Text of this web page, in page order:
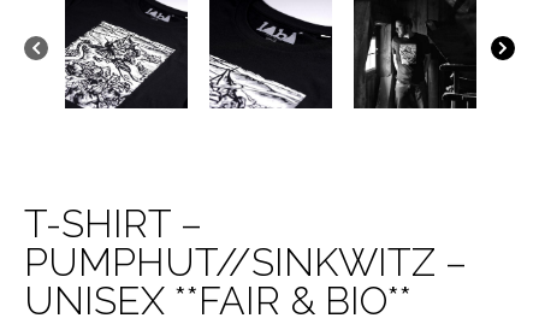
T-SHIRT –
PUMPHUT//SINKWITZ –
UNISEX **FAIR & BIO**